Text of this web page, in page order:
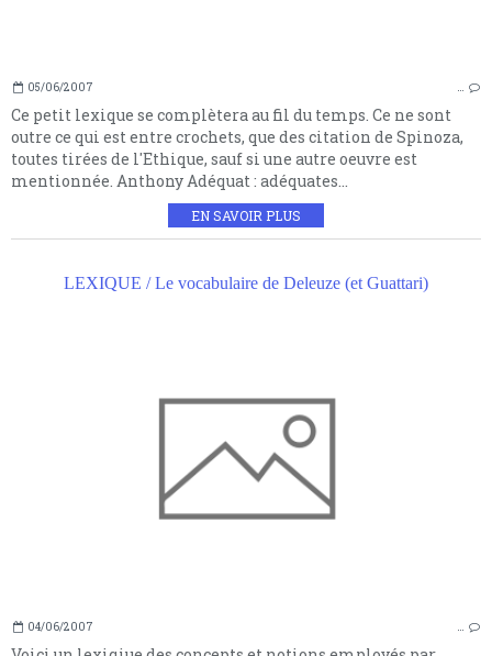
05/06/2007 …
Ce petit lexique se complètera au fil du temps. Ce ne sont
outre ce qui est entre crochets, que des citation de Spinoza,
toutes tirées de l'Ethique, sauf si une autre oeuvre est
mentionnée. Anthony Adéquat : adéquates...
EN SAVOIR PLUS
LEXIQUE / Le vocabulaire de Deleuze (et Guattari)
04/06/2007 …